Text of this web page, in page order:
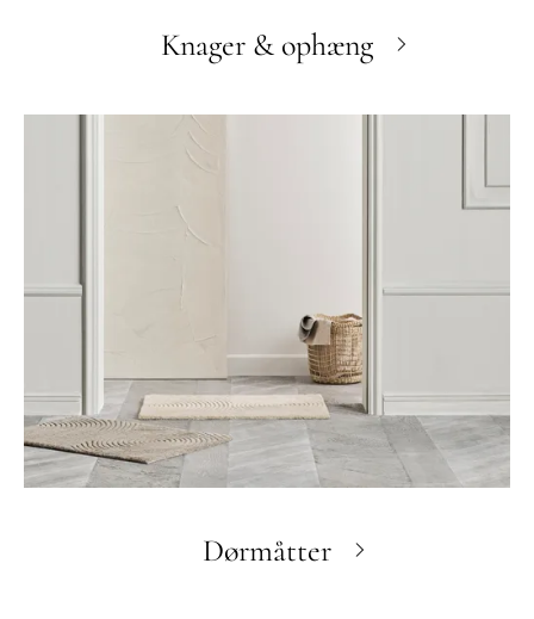
Knager & ophæng
Dørmåtter